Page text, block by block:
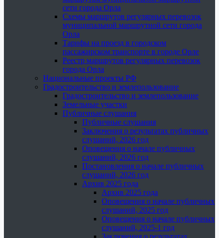
сети города Орла
Схемы маршрутов регулярных перевозок
муниципальной маршрутной сети города
Орла
Тарифы на проезд в городском
пассажирском транспорте в городе Орле
Реестр маршрутов регулярных перевозок
города Орла
Национальные проекты РФ
Градостроительство и землепользование
Градостроительство и землепользование
Земельные участки
Публичные слушания
Публичные слушания
Заключения о результатах публичных
слушаний, 2026 год
Оповещения о начале публичных
слушаний, 2026 год
Постановления о начале публичных
слушаний, 2026 год
Архив 2025 года
Архив 2025 года
Оповещения о начале публичных
слушаний, 2025 год
Оповещения о начале публичных
слушаний, 2025-1 год
Заключения о результатах